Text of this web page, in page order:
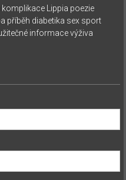
komplikace Lippia poezie
příběh diabetika sex sport
informace výživa